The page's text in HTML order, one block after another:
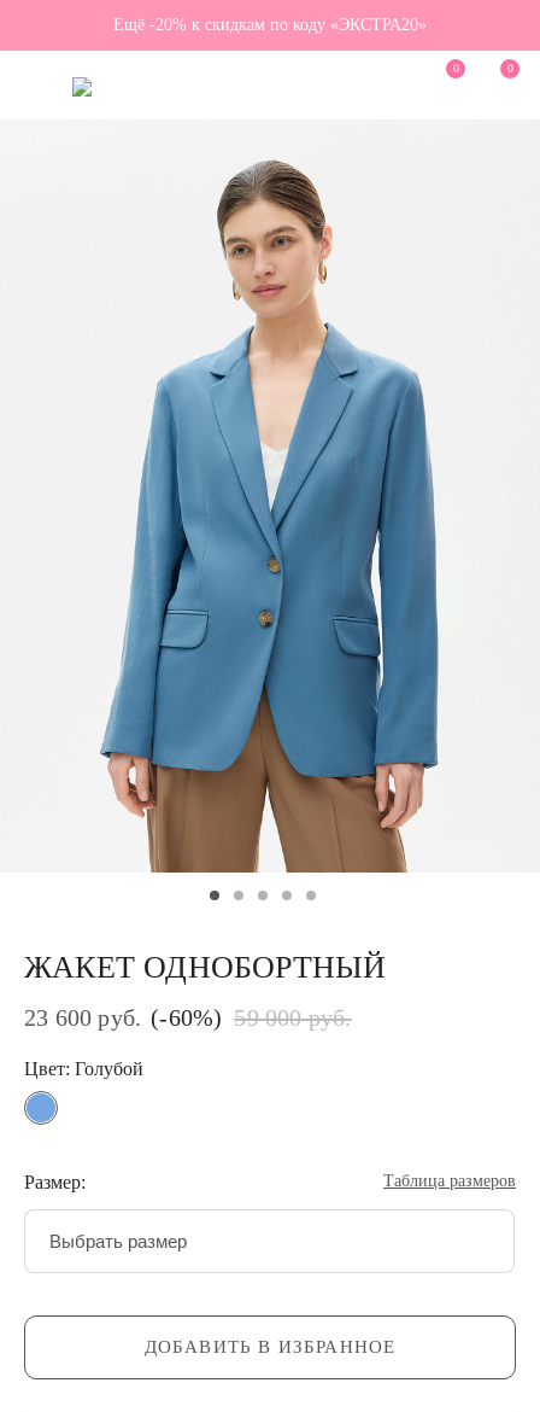
0 0
Ещё -20% к скидкам по коду «ЭКСТРА20»
ЖАКЕТ ОДНОБОРТНЫЙ
23 600 руб. (-60%) 59 000 руб.
Цвет: Голубой
Размер: Таблица размеров
Выбрать размер
ДОБАВИТЬ В ИЗБРАННОЕ